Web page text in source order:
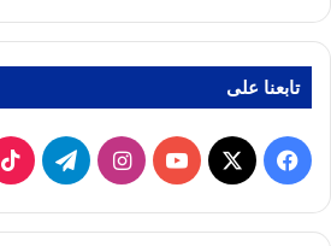
تابعنا على
فيسبوك
‫X
‫YouTubeانستقرامتيلقرام